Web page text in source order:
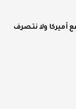
أميركا ولا نتصرف